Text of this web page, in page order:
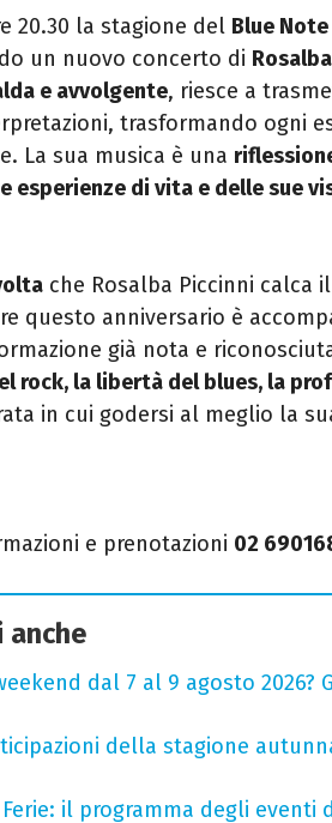
20.30 la stagione del Blue Note
un nuovo concerto di
e avvolgente, riesce a
trasformando ogni
La sua musica è una
esperienze di vita e delle sue
che Rosalba Piccinni calca
questo anniversario è
già nota e
rock, la libertà del blues, la
in cui godersi al meglio la
e prenotazioni 02
anche
dal 7 al 9 agosto
della stagione
il programma degli